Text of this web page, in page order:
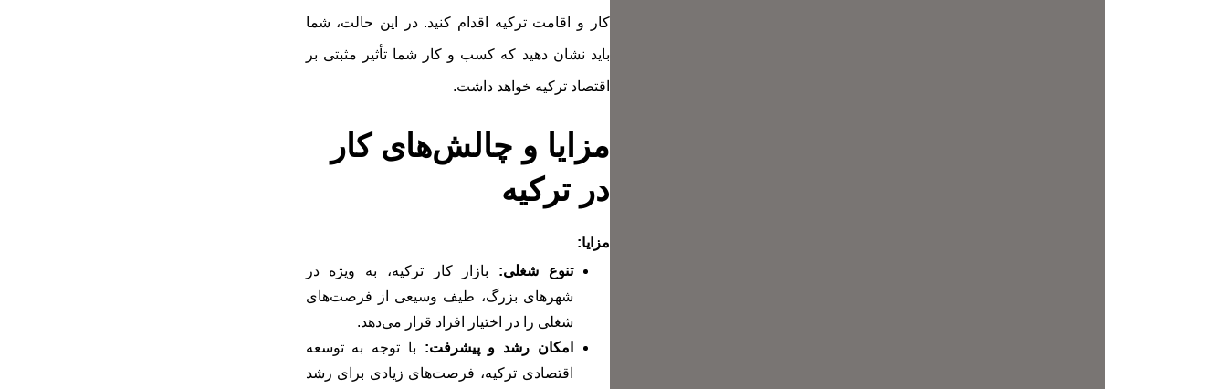
کار و اقامت ترکیه اقدام کنید. در این حالت، شما
باید نشان دهید که کسب و کار شما تأثیر مثبتی بر
اقتصاد ترکیه خواهد داشت.
مزایا و چالش‌های کار
در ترکیه
مزایا:
تنوع شغلی: بازار کار ترکیه، به ویژه در
شهرهای بزرگ، طیف وسیعی از فرصت‌های
شغلی را در اختیار افراد قرار می‌دهد.
امکان رشد و پیشرفت: با توجه به توسعه
اقتصادی ترکیه، فرصت‌های زیادی برای رشد